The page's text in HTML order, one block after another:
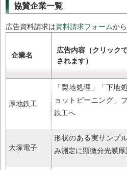
協賛企業一覧
広告資料請求は資料請求フォームか
企業名
広告内容（クリック
されます）
厚地鉄工
「梨地処理」「下地
ョットピーニング」
鉄工へ
大塚電子
形状のある実サンプ
み測定に顕微分光膜厚